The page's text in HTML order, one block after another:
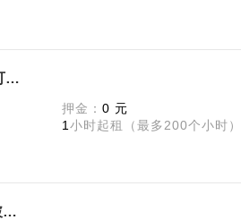
《真人快打1》终极版-全DLC! 商城清空-顶级体验，所有账号-已互加好友！可直接联机
押金： 0 元
1 小时起租（最多200个小时）
者，狂徒塑水宗正义威龙之刃无垠星环冥驹，庇护光环，神圣风暴，法神，破法，毁灭，双鱼飞龙